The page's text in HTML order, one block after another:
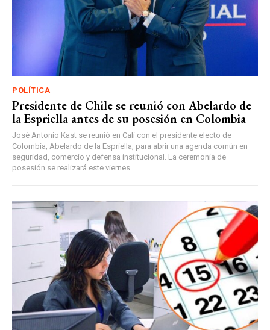
POLÍTICA
Presidente de Chile se reunió con Abelardo de
la Espriella antes de su posesión en Colombia
José Antonio Kast se reunió en Cali con el presidente electo de
Colombia, Abelardo de la Espriella, para abrir una agenda común en
seguridad, comercio y defensa institucional. La ceremonia de
posesión se realizará este viernes.